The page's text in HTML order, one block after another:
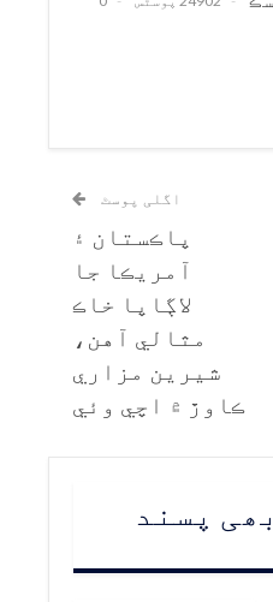
اگلی پوسٹ
پاڪستان ۽
آمريڪا جا
لاڳاپا خاڪ
مثالي آهن،
شيرين مزاري
ڪاوڙ ۾ اچي وئي
پسند